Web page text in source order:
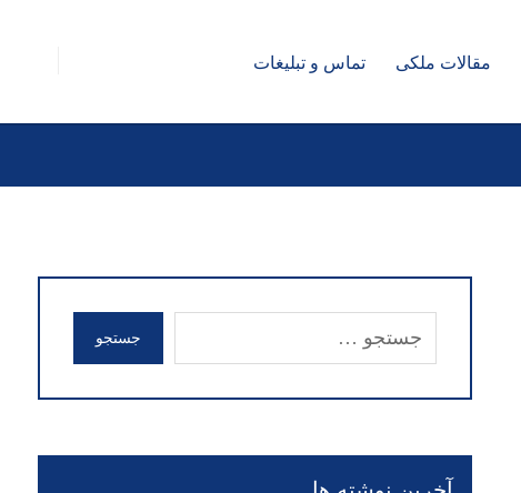
مقالات ملکی تماس و تبلیغات
جستجو